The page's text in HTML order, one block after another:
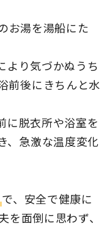
お湯を湯船にた
より気づかぬうち
前後にきちんと水
に脱衣所や浴室を
、急激な温度変化
で、安全で健康に
を面倒に思わず、